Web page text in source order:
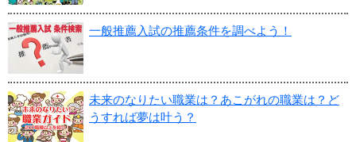
一般推薦入試の推薦条件を調べよう！
未来のなりたい職業は？あこがれの職業は？ど
うすれば夢は叶う？